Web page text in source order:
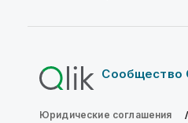
Сообщество
Юридические соглашения